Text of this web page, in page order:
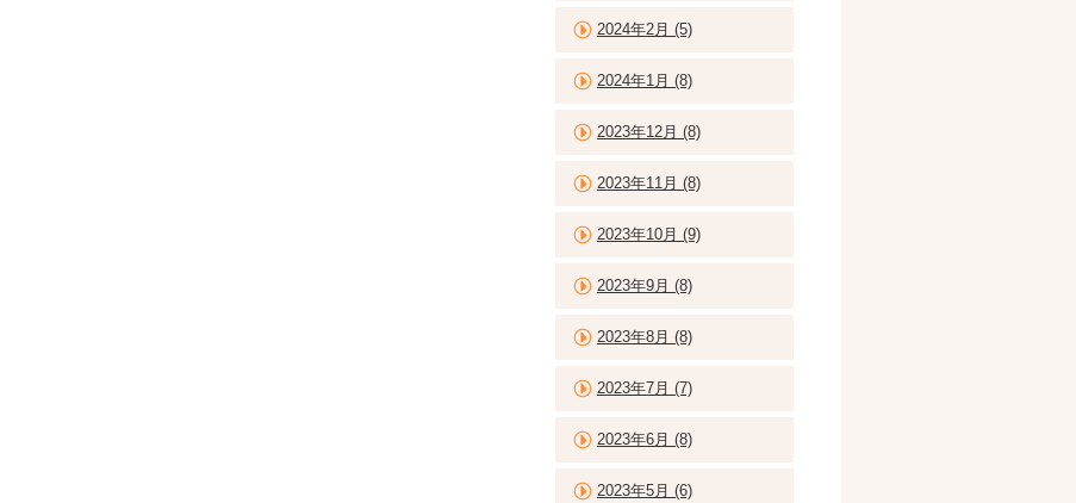
2024年2月 (5)
2024年1月 (8)
2023年12月 (8)
2023年11月 (8)
2023年10月 (9)
2023年9月 (8)
2023年8月 (8)
2023年7月 (7)
2023年6月 (8)
2023年5月 (6)